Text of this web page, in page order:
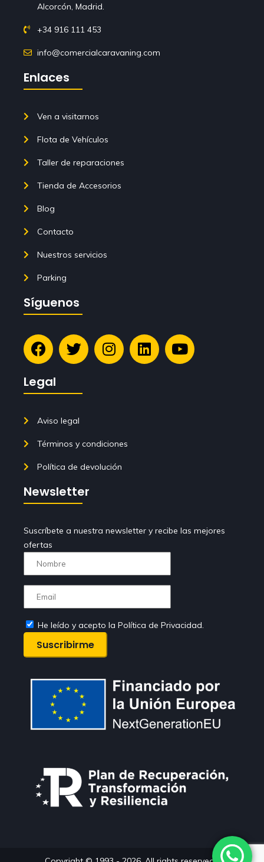
Alcorcón, Madrid.
+34 916 111 453
info@comercialcaravaning.com
Enlaces
Ven a visitarnos
Flota de Vehículos
Taller de reparaciones
Tienda de Accesorios
Blog
Contacto
Nuestros servicios
Parking
Síguenos
Legal
Aviso legal
Términos y condiciones
Política de devolución
Newsletter
Suscríbete a nuestra newsletter y recibe las mejores
ofertas
He leído y acepto la Política de Privacidad.